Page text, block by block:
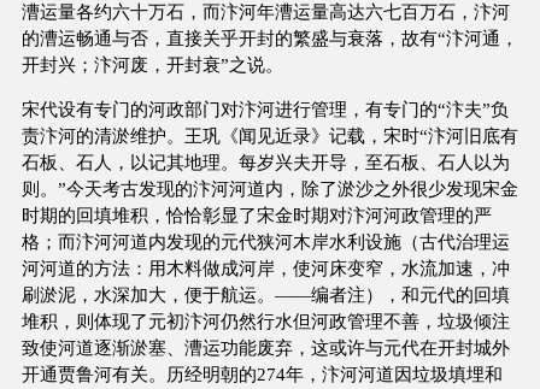
漕运量各约六十万石，而汴河年漕运量高达六七百万石，汴河
的漕运畅通与否，直接关乎开封的繁盛与衰落，故有“汴河通，
开封兴；汴河废，开封衰”之说。
宋代设有专门的河政部门对汴河进行管理，有专门的“汴夫”负
责汴河的清淤维护。王巩《闻见近录》记载，宋时“汴河旧底有
石板、石人，以记其地理。每岁兴夫开导，至石板、石人以为
则。”今天考古发现的汴河河道内，除了淤沙之外很少发现宋金
时期的回填堆积，恰恰彰显了宋金时期对汴河河政管理的严
格；而汴河河道内发现的元代狭河木岸水利设施（古代治理运
河河道的方法：用木料做成河岸，使河床变窄，水流加速，冲
刷淤泥，水深加大，便于航运。——编者注），和元代的回填
堆积，则体现了元初汴河仍然行水但河政管理不善，垃圾倾注
致使河道逐渐淤塞、漕运功能废弃，这或许与元代在开封城外
开通贾鲁河有关。历经明朝的274年，汴河河道因垃圾填埋和